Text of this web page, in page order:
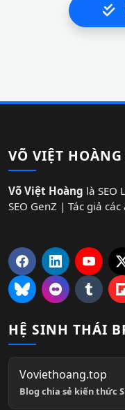
VÕ VIỆT HOÀNG
Võ Việt Hoàng là
SEO GenZ | Tác giả
HỆ SINH THÁI
Voviethoang.top
Blog chia sẻ kiến thức